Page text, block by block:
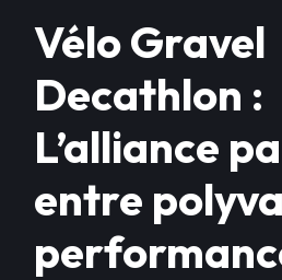
Vélo Gravel
Decathlon :
L’alliance
entre